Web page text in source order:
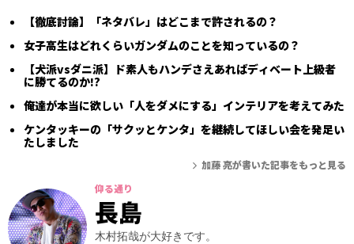
【徹底討論】「ネタバレ」はどこまで許されるの？
女子高生はどれくらいガンダムのことを知っているの？
【犬派vsダニ派】ド素人もハンデさえあればディベート上級者
に勝てるのか!?
俺達が本当に欲しい「人をダメにする」インテリアを考えてみた
ケンタッキーの「サクッとケンタ」を継続してほしい会を発足い
たしました
加藤 亮が書いた記事をもっと見る
仰る通り
長島
木村拓哉が大好きです。